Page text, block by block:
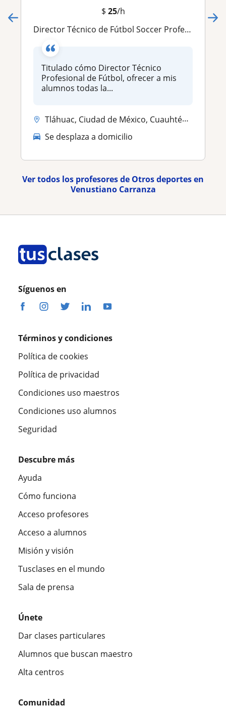
$ 25/h
Director Técnico de Fútbol Soccer Profesional
Titulado cómo Director Técnico
Profesional de Fútbol, ofrecer a mis
alumnos todas la...
Tláhuac, Ciudad de México, Cuauhtémoc, Venustiano Carranza, Benito Juá...
Se desplaza a domicilio
Ver todos los profesores de Otros deportes en
Venustiano Carranza
Síguenos en
Términos y condiciones
Política de cookies
Política de privacidad
Condiciones uso maestros
Condiciones uso alumnos
Seguridad
Descubre más
Ayuda
Cómo funciona
Acceso profesores
Acceso a alumnos
Misión y visión
Tusclases en el mundo
Sala de prensa
Únete
Dar clases particulares
Alumnos que buscan maestro
Alta centros
Comunidad